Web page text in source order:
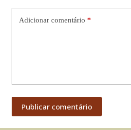
Adicionar comentário *
Publicar comentário